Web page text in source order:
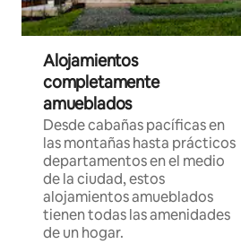
Alojamientos
completamente
amueblados
Desde cabañas pacíficas en
las montañas hasta prácticos
departamentos en el medio
de la ciudad, estos
alojamientos amueblados
tienen todas las amenidades
de un hogar.